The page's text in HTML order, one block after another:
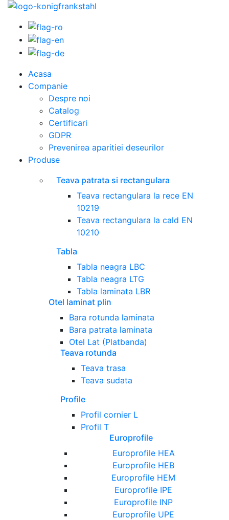
Acasa
Companie
Despre noi
Catalog
Certificari
GDPR
Prevenirea aparitiei deseurilor
Produse
Teava patrata si rectangulara
Teava rectangulara la rece EN
10219
Teava rectangulara la cald EN
10210
Tabla
Tabla neagra LBC
Tabla neagra LTG
Tabla laminata LBR
Otel laminat plin
Bara rotunda laminata
Bara patrata laminata
Otel Lat (Platbanda)
Teava rotunda
Teava trasa
Teava sudata
Profile
Profil cornier L
Profil T
Europrofile
Europrofile HEA
Europrofile HEB
Europrofile HEM
Europrofile IPE
Europrofile INP
Europrofile UPE